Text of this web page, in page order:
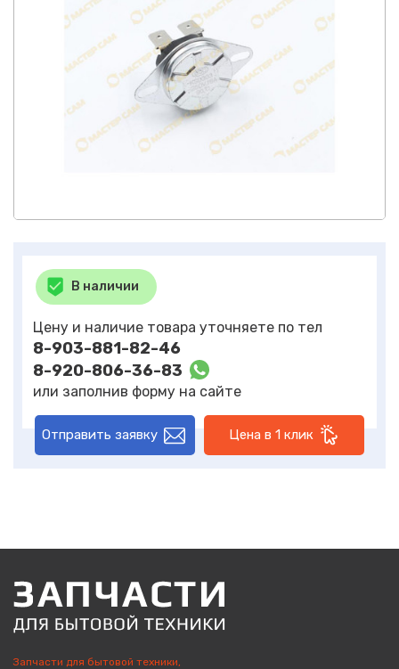
В наличии
Цену и наличие товара уточняете по тел
8-903-881-82-46
8-920-806-36-83
или заполнив форму на сайте
Отправить заявку Цена в 1 клик
Запчасти для бытовой техники,